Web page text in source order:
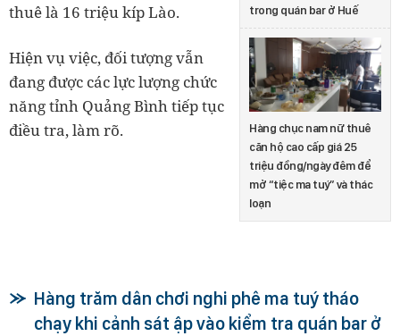
trong quán bar ở Huế
Hàng chục nam nữ thuê
căn hộ cao cấp giá 25
triệu đồng/ngày đêm để
mở “tiệc ma tuý” và thác
loạn
thuê là 16 triệu kíp Lào.
Hiện vụ việc, đối tượng vẫn
đang được các lực lượng chức
năng tỉnh Quảng Bình tiếp tục
điều tra, làm rõ.
Hàng trăm dân chơi nghi phê ma tuý tháo
chạy khi cảnh sát ập vào kiểm tra quán bar ở